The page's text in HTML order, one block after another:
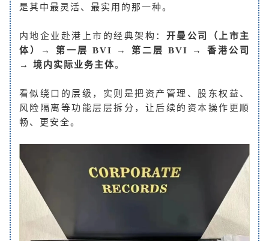
是其中最灵活、最实用的那一种。
内地企业赴港上市的经典架构： 开曼公司（上市主
体）→ 第一层 BVI → 第二层 BVI → 香港公司
→ 境内实际业务主体。
看似绕口的层级，实则是把资产管理、股东权益、
风险隔离等功能层层拆分，让后续的资本操作更顺
畅、更安全。